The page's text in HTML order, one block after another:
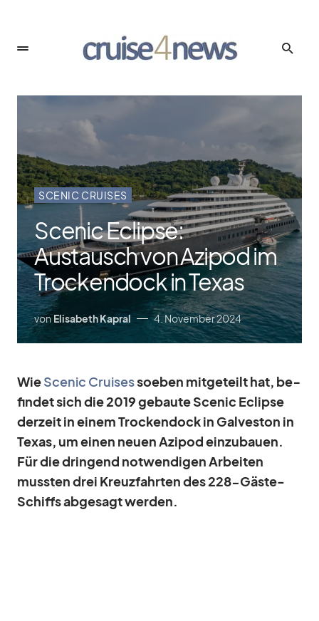
SCENIC CRUISES
Scenic Eclipse:
Austausch von Azipod im
Trockendock in Texas
von Elisabeth Kapral 4. November 2024
WieScenic Crui­sesso­eben mit­ge­teilt hat, be­
fin­det sich die 2019 ge­baute Scenic Eclipse
der­zeit in ei­nem Tro­cken­dock in Gal­ves­ton in
Te­xas, um ei­nen neuen Azi­pod ein­zu­bauen.
Für die drin­gend not­wen­di­gen Ar­bei­ten
muss­ten drei Kreuz­fahr­ten des 228-Gäste-
Schiffs ab­ge­sagt wer­den.